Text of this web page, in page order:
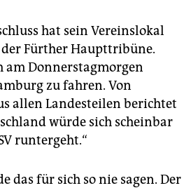
hat sein Vereinslokal
Fürther Haupttribüne.
am Donnerstagmorgen
zu fahren. Von
allen Landesteilen berichtet
würde sich scheinbar
runtergeht.“
das für sich so nie sagen. Der